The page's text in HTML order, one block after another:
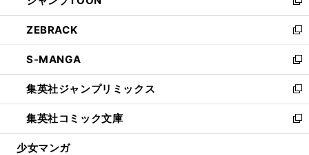
開
く
ウ
で
開
く
ン
ド
ウ
で
開
く
い
ウ
ィ
ン
ド
ウ
で
開
く
新
し
い
ウ
ィ
ン
ド
ウ
で
開
ZEBRACK
新
し
い
ウ
ィ
ン
ド
ウ
S-MANGA
新
し
い
ウ
ィ
ン
集英社ジャンプリミックス
新
し
い
ウ
集英社コミック文庫
新
し
少女マンガ